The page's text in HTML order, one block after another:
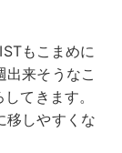
もこまめに
出来そうなこ
てきます。
移しやすくな